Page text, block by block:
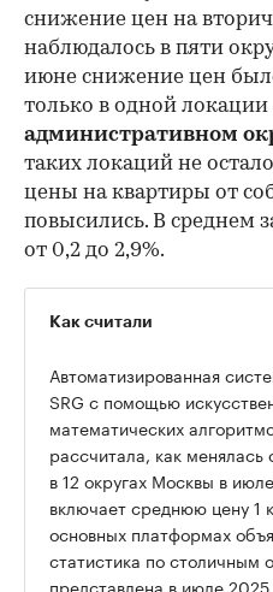
снижение цен на
наблюдалось в пяти
июне снижение цен
только в одной
административном
таких локаций не
цены на квартиры от
повысились. В среднем
от 0,2 до 2,9%.
Как считали
Автоматизированная
SRG с помощью
математических
рассчитала, как менялась
в 12 округах Москвы в
включает среднюю цену 1
основных платформах
статистика по столичным
представлена в июле 2025